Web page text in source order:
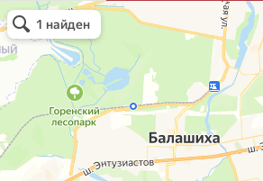
Планета кровли
Кровля и кровельные материалы в Балашихе
Окна в Балашихе